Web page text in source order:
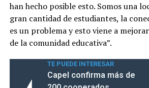
han hecho posible esto. Somos una
gran cantidad de estudiantes, la
es un problema y esto viene a
de la comunidad educativa”.
TE PUEDE INTERESAR
Capel confirma más de